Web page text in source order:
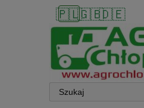
🇵🇱🇬🇧🇩🇪